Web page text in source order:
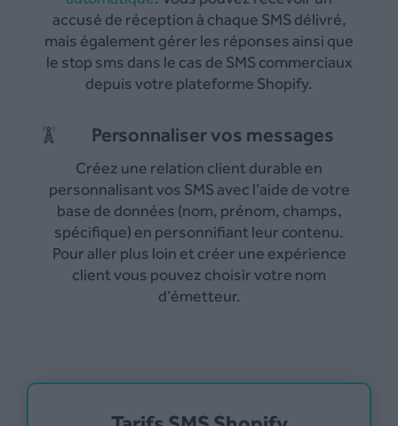
accusé de réception à chaque SMS délivré,
mais également gérer les réponses ainsi que
le stop sms dans le cas de SMS commerciaux
depuis votre plateforme Shopify.
Personnaliser vos messages
Créez une relation client durable en
personnalisant vos SMS avec l’aide de votre
base de données (nom, prénom, champs,
spécifique) en personnifiant leur contenu.
Pour aller plus loin et créer une expérience
client vous pouvez choisir votre nom
d’émetteur.